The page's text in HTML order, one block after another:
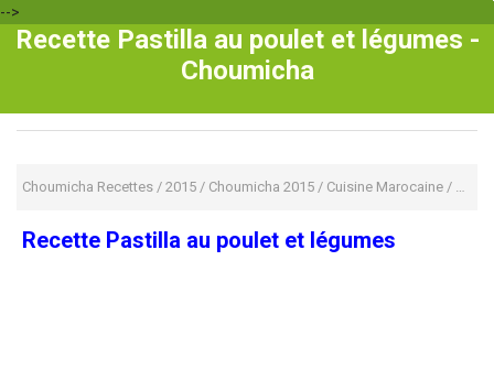
-->
Recette Pastilla au poulet et légumes -
Choumicha
Choumicha Recettes / 2015 / Choumicha 2015 / Cuisine Marocaine /
Recette Pastilla au poulet et légumes